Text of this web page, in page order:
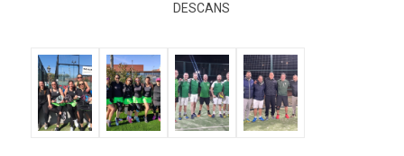
DESCANS